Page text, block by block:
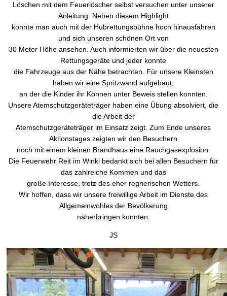
Löschen mit dem Feuerlöscher selbst versuchen unter unserer
Anleitung. Neben diesem Highlight
konnte man auch mit der Hubrettungsbühne hoch hinausfahren
und sich unseren schönen Ort von
30 Meter Höhe ansehen. Auch informierten wir über die neuesten
Rettungsgeräte und jeder konnte
die Fahrzeuge aus der Nähe betrachten. Für unsere Kleinsten
haben wir eine Spritzwand aufgebaut,
an der die Kinder ihr Können unter Beweis stellen konnten.
Unsere Atemschutzgeräteträger haben eine Übung absolviert, die
die Arbeit der
Atemschutzgeräteträger im Einsatz zeigt. Zum Ende unseres
Aktionstages zeigten wir den Besuchern
noch mit einem kleinen Brandhaus eine Rauchgasexplosion.
Die Feuerwehr Reit im Winkl bedankt sich bei allen Besuchern für
das zahlreiche Kommen und das
große Interesse, trotz des eher regnerischen Wetters.
Wir hoffen, dass wir unsere freiwillige Arbeit im Dienste des
Allgemeinwohles der Bevölkerung
näherbringen konnten.
JS